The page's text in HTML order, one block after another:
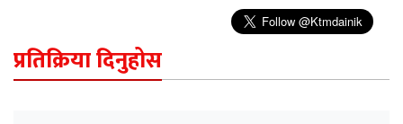
प्रतिक्रिया दिनुहोस